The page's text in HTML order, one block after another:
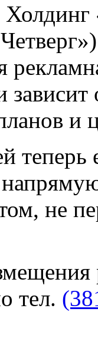
и
теперь
не
тел.